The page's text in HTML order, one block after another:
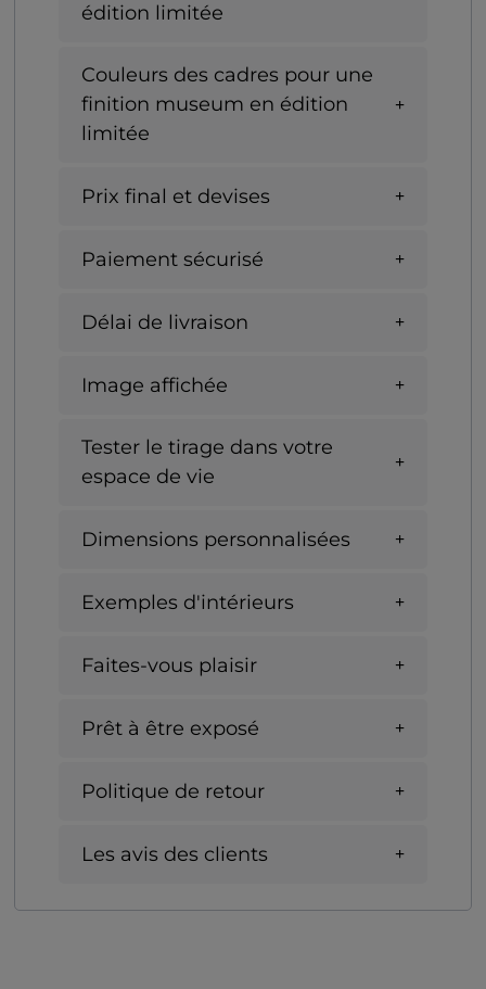
édition limitée
Couleurs des cadres pour une
finition museum en édition
limitée
Prix final et devises
Paiement sécurisé
Délai de livraison
Image affichée
Tester le tirage dans votre
espace de vie
Dimensions personnalisées
Exemples d'intérieurs
Faites-vous plaisir
Prêt à être exposé
Politique de retour
Les avis des clients